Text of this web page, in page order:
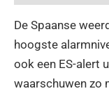
De Spaanse
hoogste
ook een ES-alert
waarschuwen zo